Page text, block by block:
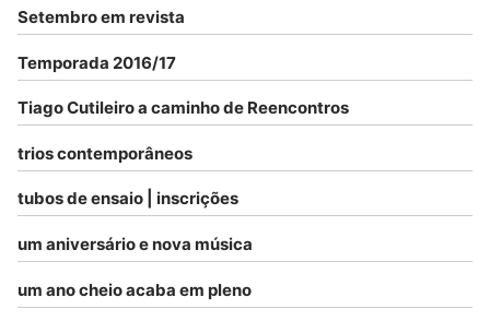
Setembro em revista
Temporada 2016/17
Tiago Cutileiro a caminho de Reencontros
trios contemporâneos
tubos de ensaio | inscrições
um aniversário e nova música
um ano cheio acaba em pleno